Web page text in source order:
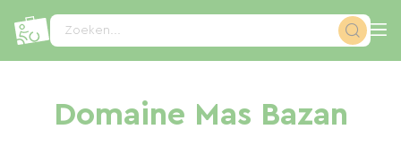
Zoeken...
Domaine Mas Bazan
Cookies beheer paneel